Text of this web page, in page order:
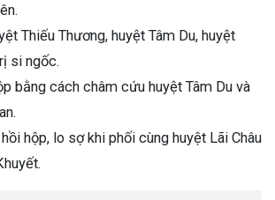
Thiếu Thương, huyệt Tâm Du, huyệt
si ngốc.
bằng cách châm cứu huyệt Tâm Du và
hộp, lo sợ khi phối cùng huyệt Lãi Châu